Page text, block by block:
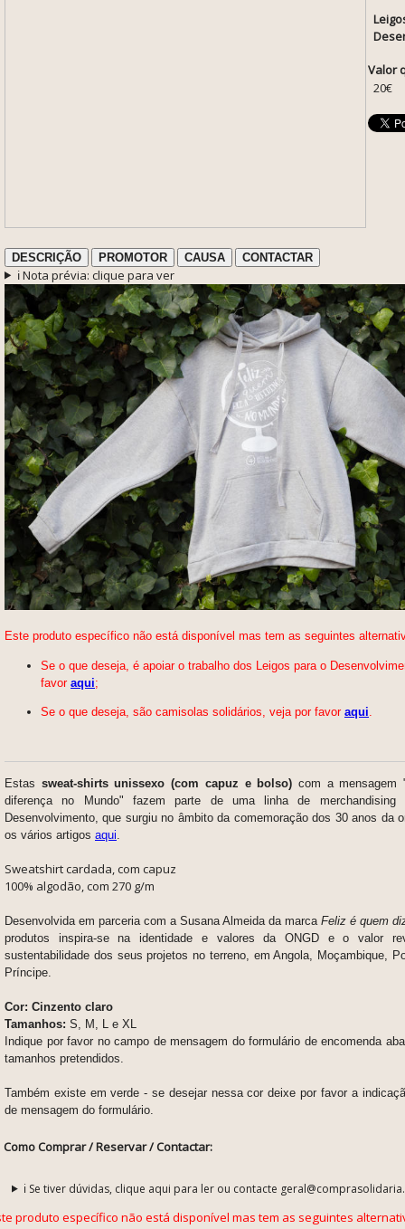
Valor
20€
DESCRIÇÃO PROMOTOR CAUSA CONTACTAR
ℹ️ Nota prévia: clique para ver
Este produto específico não está disponível mas tem as seguintes
Se o que deseja, é apoiar o trabalho dos Leigos para o
favor aqui;
Se o que deseja, são camisolas solidários, veja por favor aqui.
Estas sweat-shirts unissexo (com capuz e bolso)com a
diferença no Mundo" fazem parte de uma linha de
Desenvolvimento, que surgiu no âmbito da comemoração dos 30 anos da
os vários artigos aqui.
Sweatshirt cardada, com capuz
100% algodão, com 270 g/m
Desenvolvida em parceria com a Susana Almeida da marca Feliz é quem
produtos inspira-se na identidade e valores da ONGD e o valor
sustentabilidade dos seus projetos no terreno, em Angola, Moçambique,
Príncipe.
Cor: Cinzento claro
Tamanhos: S, M, L e XL
Indique por favor no campo de mensagem do formulário de encomenda
tamanhos pretendidos.
Também existe em verde - se desejar nessa cor deixe por favor a
de mensagem do formulário.
Como Comprar / Reservar / Contactar:
ℹ️ Se tiver dúvidas, clique aqui para ler ou contacte
produto específico não está disponível mas tem as seguintes